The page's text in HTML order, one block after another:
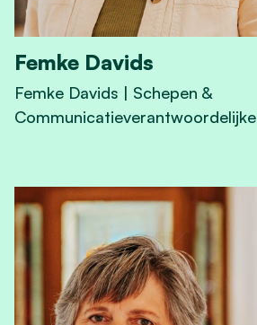
Femke Davids
Femke Davids | Schepen &
Communicatieverantwoordelijke